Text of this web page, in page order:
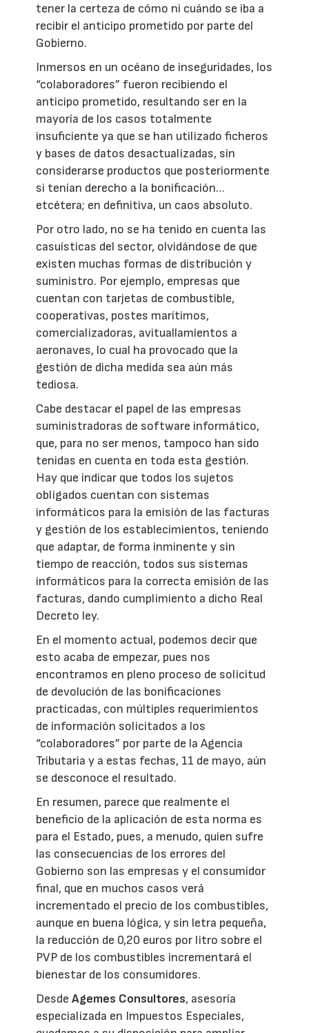
tener la certeza de cómo ni cuándo se iba a
recibir el anticipo prometido por parte del
Gobierno.
Inmersos en un océano de inseguridades, los
“colaboradores” fueron recibiendo el
anticipo prometido, resultando ser en la
mayoría de los casos totalmente
insuficiente ya que se han utilizado ficheros
y bases de datos desactualizadas, sin
considerarse productos que posteriormente
si tenían derecho a la bonificación…
etcétera; en definitiva, un caos absoluto.
Por otro lado, no se ha tenido en cuenta las
casuísticas del sector, olvidándose de que
existen muchas formas de distribución y
suministro. Por ejemplo, empresas que
cuentan con tarjetas de combustible,
cooperativas, postes marítimos,
comercializadoras, avituallamientos a
aeronaves, lo cual ha provocado que la
gestión de dicha medida sea aún más
tediosa.
Cabe destacar el papel de las empresas
suministradoras de software informático,
que, para no ser menos, tampoco han sido
tenidas en cuenta en toda esta gestión.
Hay que indicar que todos los sujetos
obligados cuentan con sistemas
informáticos para la emisión de las facturas
y gestión de los establecimientos, teniendo
que adaptar, de forma inminente y sin
tiempo de reacción, todos sus sistemas
informáticos para la correcta emisión de las
facturas, dando cumplimiento a dicho Real
Decreto ley.
En el momento actual, podemos decir que
esto acaba de empezar, pues nos
encontramos en pleno proceso de solicitud
de devolución de las bonificaciones
practicadas, con múltiples requerimientos
de información solicitados a los
“colaboradores” por parte de la Agencia
Tributaria y a estas fechas, 11 de mayo, aún
se desconoce el resultado.
En resumen, parece que realmente el
beneficio de la aplicación de esta norma es
para el Estado, pues, a menudo, quien sufre
las consecuencias de los errores del
Gobierno son las empresas y el consumidor
final, que en muchos casos verá
incrementado el precio de los combustibles,
aunque en buena lógica, y sin letra pequeña,
la reducción de 0,20 euros por litro sobre el
PVP de los combustibles incrementará el
bienestar de los consumidores.
DesdeAgemes Consultores, asesoría
especializada en Impuestos Especiales,